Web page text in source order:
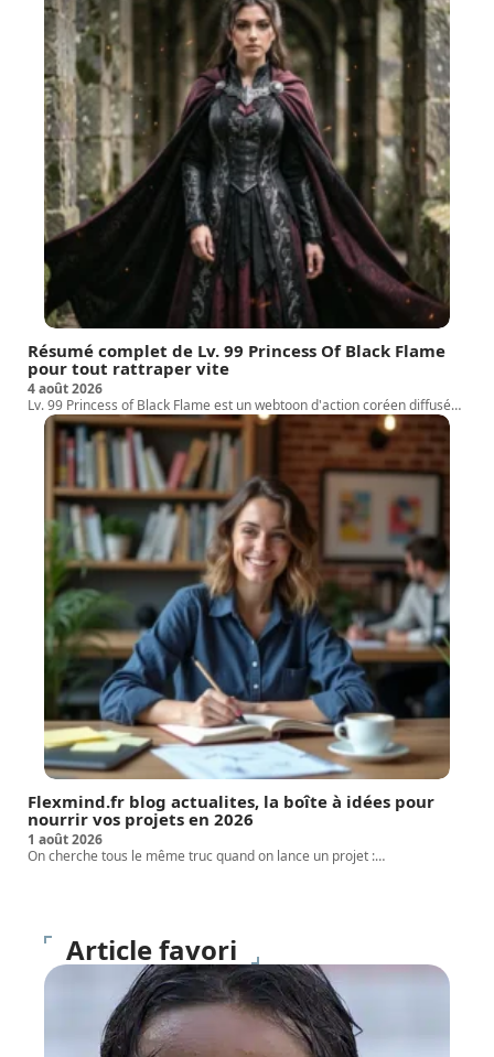
Résumé complet de Lv. 99 Princess Of Black Flame
pour tout rattraper vite
4 août 2026
Lv. 99 Princess of Black Flame est un webtoon d'action coréen diffusé…
Flexmind.fr blog actualites, la boîte à idées pour
nourrir vos projets en 2026
1 août 2026
On cherche tous le même truc quand on lance un projet :…
Article favori